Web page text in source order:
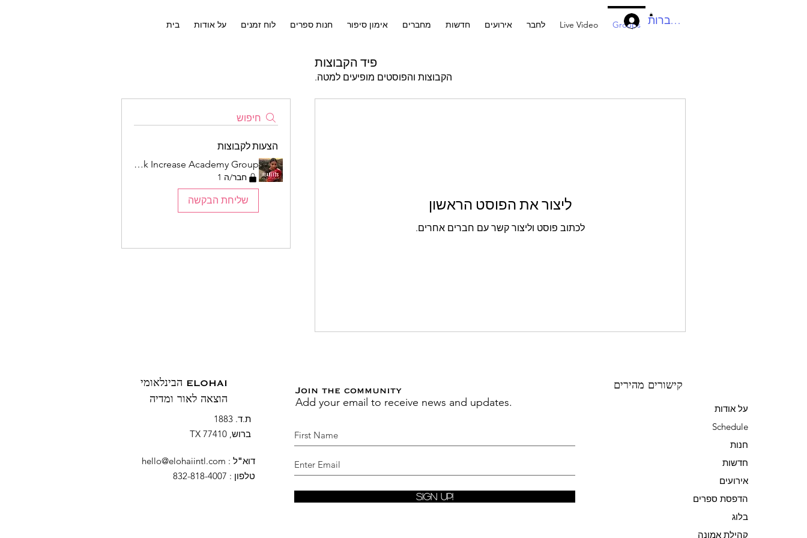
בית על אודות לוח זמנים חנות ספרים אימון סיפור מחברים חדשות אירועים לחבר Live Video Groups להתחברות
פיד הקבוצות
הקבוצות והפוסטים מופיעים למטה.
חיפוש
הצעות לקבוצות
Fearless Writers' Retreat Presented by Write Speak Increase Academy Group
חבר/ה 1
שליחת הבקשה ליצור את הפוסט הראשון
לכתוב פוסט וליצור קשר עם חברים אחרים.
ELOHAI הבינלאומי
הוצאה לאור ומדיה
ת.ד. 1883
ברוש, TX 77410
דוא"ל :
hello@elohaiintl.com
טלפון : 832-818-4007
Join the community
Add your email to receive news and updates.
Sign Up!
קישורים מהירים
על אודות
Schedule
חנות
חדשות
אירועים
הדפסת ספרים
בלוג
קהילת אמונה